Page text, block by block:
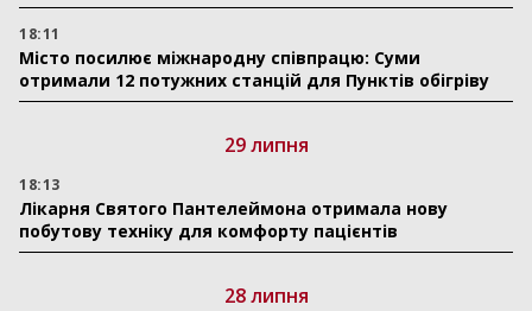
18:11
Місто посилює міжнародну співпрацю: Суми
отримали 12 потужних станцій для Пунктів обігріву
29 липня
18:13
Лікарня Святого Пантелеймона отримала нову
побутову техніку для комфорту пацієнтів
28 липня